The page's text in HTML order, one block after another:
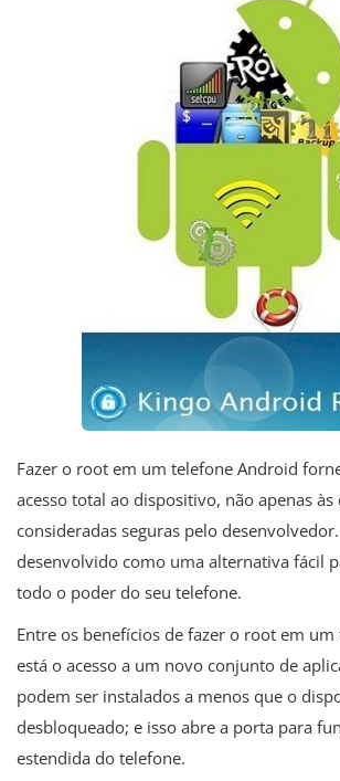
Fazer o root em um telefone Android
acesso total ao dispositivo, não apenas às
consideradas seguras pelo
desenvolvido como uma alternativa fácil
todo o poder do seu telefone.
Entre os benefícios de fazer o root em
está o acesso a um novo conjunto de
podem ser instalados a menos que o
desbloqueado; e isso abre a porta para
estendida do telefone.